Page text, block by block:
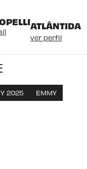
ATLÂNTIDA
ver perfil
2025 EMMY